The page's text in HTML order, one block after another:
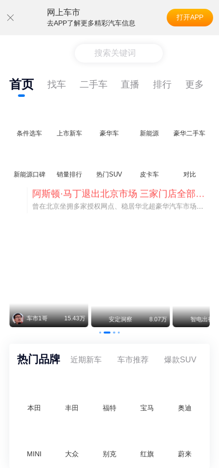
网上车市
去APP了解更多精彩汽车信息
打开APP
搜索关键词
首页 找车 二手车 直播 排行 更多
条件选车 上市新车 豪华车 新能源 豪华二手车
新能源口碑 销量排行 热门SUV 皮卡车 对比
不要伤了余承东的心！不内卷价格的华为，弥足珍贵！
纵观鸿蒙智行一路走来的发展路径，很难得地走出了一条和当下车市截然不同的道路：不靠降价走量、不参与低端价格厮杀，始终以技术迭代、架构创新、智能化体验升级、整车品质突破作为核心驱动力，稳步实现产品价值向上、品牌价格带稳步攀升。
智电出行 8.54万 智电出行 8.18万 智电出行
热门品牌 近期新车 车市推荐 爆款SUV
本田 丰田 福特 宝马 奥迪
MINI 大众 别克 红旗 蔚来